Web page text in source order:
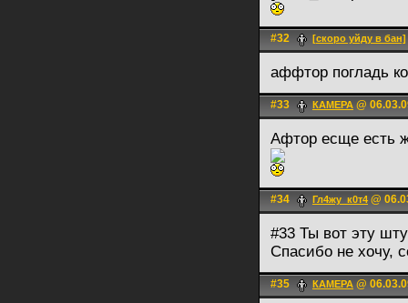
#32 [скоро уйду в бан]
аффтор погладь
#33 КАМЕРА @
Афтор есще есть
#34 Гл4жу_к0т4 @
#33 Ты вот эту
Спасибо не хочу,
#35 КАМЕРА @